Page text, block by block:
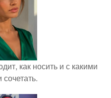
как носить и с какими